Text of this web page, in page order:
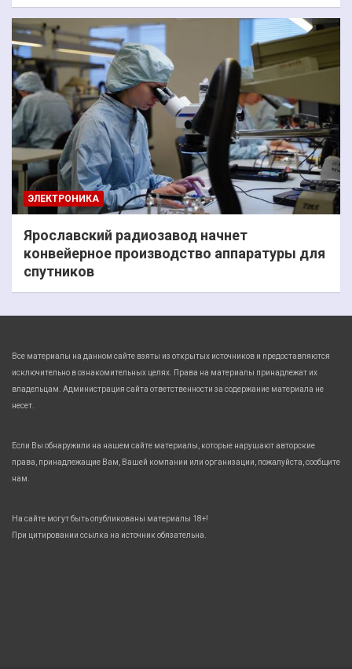
ЭЛЕКТРОНИКА
Ярославский радиозавод начнет
конвейерное производство аппаратуры для
спутников
Все материалы на данном сайте взяты из открытых источников и предоставляются
исключительно в ознакомительных целях. Права на материалы принадлежат их
владельцам. Администрация сайта ответственности за содержание материала не
несет.
Если Вы обнаружили на нашем сайте материалы, которые нарушают авторские
права, принадлежащие Вам, Вашей компании или организации, пожалуйста, сообщите
нам.
На сайте могут быть опубликованы материалы 18+!
При цитировании ссылка на источник обязательна.